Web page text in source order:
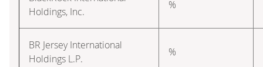
Holdings, Inc.
%
BR Jersey International
Holdings L.P.
%